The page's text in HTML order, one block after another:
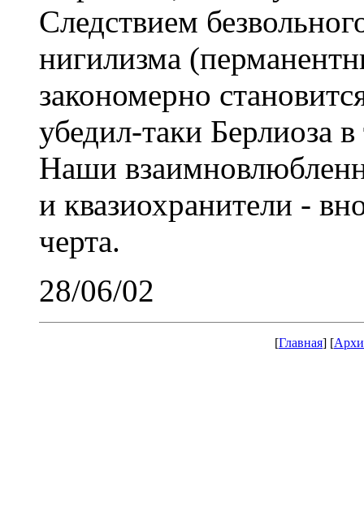
Следствием
нигилизма
закономерно
убедил-таки Берлиоза
Наши
и квазиохранители -
черта.
28/06/02
[Главная] [